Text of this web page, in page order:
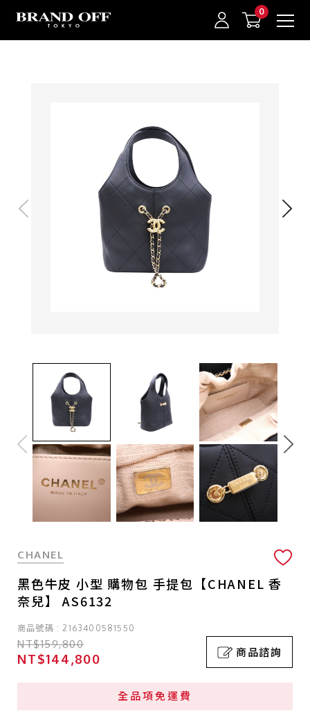
中古名牌業界No.1的BRAND OFF。BRAND OFF官網購物/h1>
CHANEL
黑色牛皮 小型 購物包 手提包【CHANEL 香
奈兒】 AS6132
商品號碼 : 2163400581550
NT$159,800
NT$144,800 商品諮詢
全品項免運費